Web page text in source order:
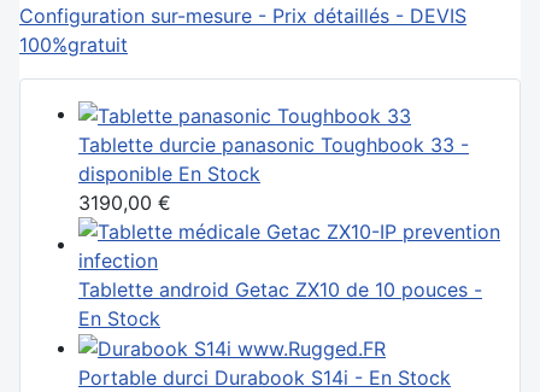
Configuration sur-mesure - Prix détaillés - DEVIS
100%gratuit
Tablette durcie panasonic Toughbook 33 -
disponible En Stock
3190,00 €
Tablette android Getac ZX10 de 10 pouces -
En Stock
Portable durci Durabook S14i - En Stock